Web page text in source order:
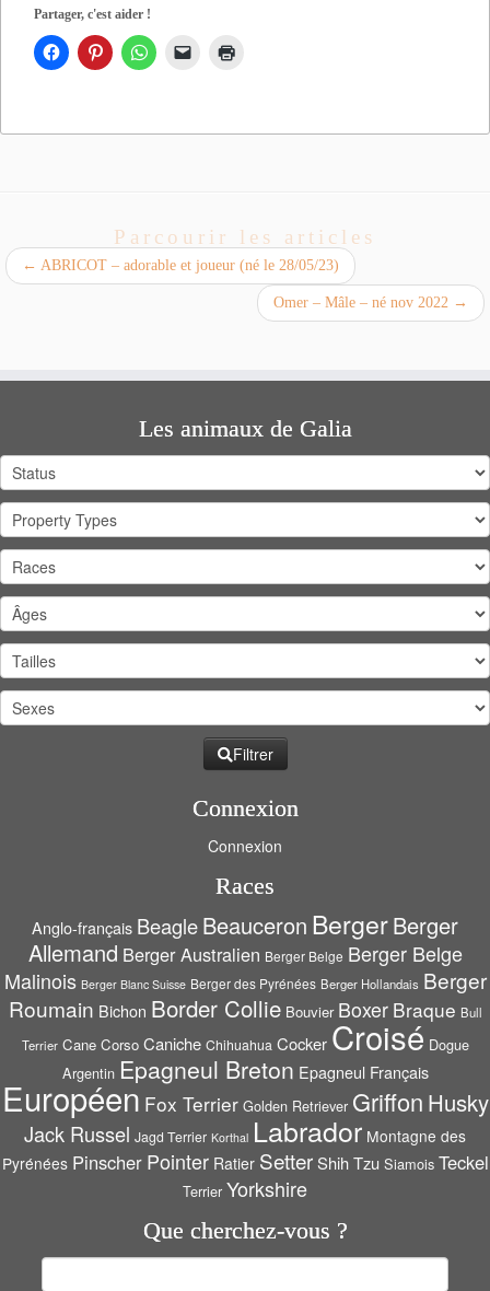
Partager, c'est aider !
Parcourir les articles
← ABRICOT – adorable et joueur (né le 28/05/23)
Omer – Mâle – né nov 2022 →
Les animaux de Galia
Filtrer
Connexion
Connexion
Races
Anglo-français BeagleBeauceron BergerBerger
Allemand Berger Australien Berger Belge Berger Belge
Malinois Berger Blanc Suisse Berger des Pyrénées Berger Hollandais Berger
Roumain Bichon Border Collie Bouvier Boxer Braque Bull
Terrier Cane Corso Caniche Chihuahua Cocker Croisé Dogue
Argentin Epagneul Breton Epagneul Français
Européen Fox Terrier Golden Retriever Griffon Husky
Jack Russel Jagd Terrier Korthal Labrador Montagne des
Pyrénées Pinscher Pointer Ratier Setter Shih Tzu Siamois Teckel
Terrier Yorkshire
Que cherchez-vous ?